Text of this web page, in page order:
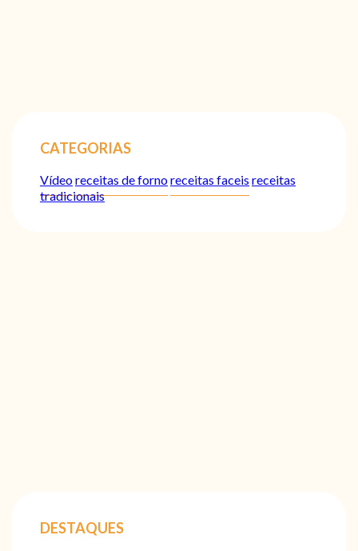
CATEGORIAS
Vídeoreceitas de fornoreceitas faceis receitas
tradicionais
DESTAQUES